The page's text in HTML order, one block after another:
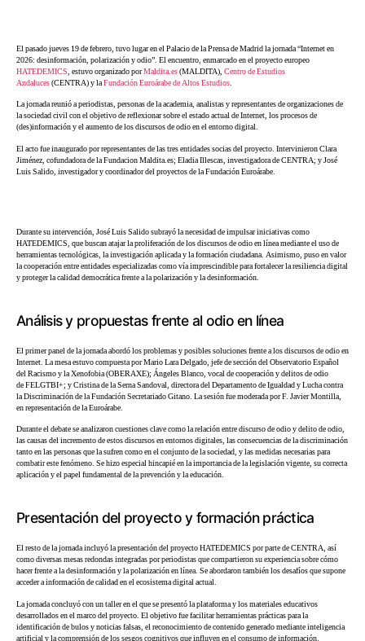
El pasado jueves 19 de febrero, tuvo lugar en el Palacio de la Prensa de Madrid la jornada “Internet en
2026: desinformación, polarización y odio”. El encuentro, enmarcado en el proyecto europeo
HATEDEMICS, estuvo organizado porMaldita.es(MALDITA), Centro de Estudios
Andaluces(CENTRA) y laFundación Euroárabe de Altos Estudios.
La jornada reunió a periodistas, personas de la academia, analistas y representantes de organizaciones de
la sociedad civil con el objetivo de reflexionar sobre el estado actual de Internet, los procesos de
(des)información y el aumento de los discursos de odio en el entorno digital.
El acto fue inaugurado por representantes de las tres entidades socias del proyecto. Intervinieron Clara
Jiménez, cofundadora de la Fundacion Maldita.es; Eladia Illescas, investigadora de CENTRA; y José
Luis Salido, investigador y coordinador del proyectos de la Fundación Euroárabe.
Durante su intervención, José Luis Salido subrayó la necesidad de impulsar iniciativas como
HATEDEMICS, que buscan atajar la proliferación de los discursos de odio en línea mediante el uso de
herramientas tecnológicas, la investigación aplicada y la formación ciudadana. Asimismo, puso en valor
la cooperación entre entidades especializadas como vía imprescindible para fortalecer la resiliencia digital
y proteger la calidad democrática frente a la polarización y la desinformación.
Análisis y propuestas frente al odio en línea
El primer panel de la jornada abordó los problemas y posibles soluciones frente a los discursos de odio en
Internet. La mesa estuvo compuesta por Mario Lara Delgado, jefe de sección del Observatorio Español
del Racismo y la Xenofobia (OBERAXE); Ángeles Blanco, vocal de cooperación y delitos de odio
de FELGTBI+; y Cristina de la Serna Sandoval, directora del Departamento de Igualdad y Lucha contra
la Discriminación de la Fundación Secretariado Gitano. La sesión fue moderada por F. Javier Montilla,
en representación de la Euroárabe.
Durante el debate se analizaron cuestiones clave como la relación entre discurso de odio y delito de odio,
las causas del incremento de estos discursos en entornos digitales, las consecuencias de la discriminación
tanto en las personas que la sufren como en el conjunto de la sociedad, y las medidas necesarias para
combatir este fenómeno. Se hizo especial hincapié en la importancia de la legislación vigente, su correcta
aplicación y el papel fundamental de la prevención y la educación.
Presentación del proyecto y formación práctica
El resto de la jornada incluyó la presentación del proyecto HATEDEMICS por parte de CENTRA, así
como diversas mesas redondas integradas por periodistas que compartieron su experiencia sobre cómo
hacer frente a la desinformación y la polarización en línea. Se abordaron también los desafíos que supone
acceder a información de calidad en el ecosistema digital actual.
La jornada concluyó con un taller en el que se presentó la plataforma y los materiales educativos
desarrollados en el marco del proyecto. El objetivo fue facilitar herramientas prácticas para la
identificación de bulos y noticias falsas, el reconocimiento de contenido generado mediante inteligencia
artificial y la comprensión de los sesgos cognitivos que influyen en el consumo de información.